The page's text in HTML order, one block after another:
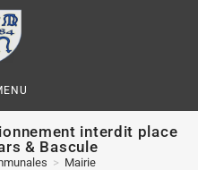
interdit place
& Bascule
> Mairie